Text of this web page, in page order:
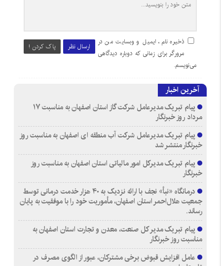
ارسال نظر پاک کردن !
ذخیره نام، ایمیل و وبسایت من در
مرورگر برای زمانی که دوباره دیدگاهی
می‌نویسم.
آخرین اخبار
پیام تبریک مدیرعامل شرکت گاز استان اصفهان به مناسبت ۱۷
مرداد روز خبرنگار
پیام تبریک مدیرعامل شرکت آب منطقه ای اصفهان به مناسبت روز
خبرنگار منتشر شد
پیام تبریک مدیرکل امور مالیاتی استان اصفهان به مناسبت روز
خبرنگار
درمانگاه «نبأ» نجف با ارائه نزدیک به ۴۰ هزار خدمت درمانی توسط
جمعیت هلال‌احمر استان اصفهان، مأموریت خود را با موفقیت به پایان
رساند.
پیام تبریک مدیر کل صنعت، معدن و تجارت استان اصفهان به
مناسبت روز خبرنگار
عامل افزایش قبوض برخی مشترکان، عبور از الگوی مصرف در